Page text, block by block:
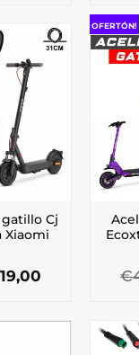
es:
€19,00.
Cj
Xiaomi
19,00El
es:
OFERTÓN!
€